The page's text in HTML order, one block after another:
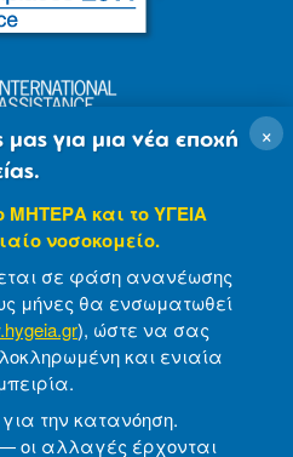
Privacy Policy
Made by minoanDesign
×
μας για μια νέα εποχή
ΜΗΤΕΡΑ και το ΥΓΕΙΑ
νοσοκομείο.
σε φάση ανανέωσης
μήνες θα ενσωματωθεί
), ώστε να σας
και ενιαία
την κατανόηση.
οι αλλαγές έρχονται